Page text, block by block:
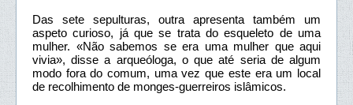
Das sete sepulturas, outra apresenta também um
aspeto curioso, já que se trata do esqueleto de uma
mulher. «Não sabemos se era uma mulher que aqui
vivia», disse a arqueóloga, o que até seria de algum
modo fora do comum, uma vez que este era um local
de recolhimento de monges-guerreiros islâmicos.